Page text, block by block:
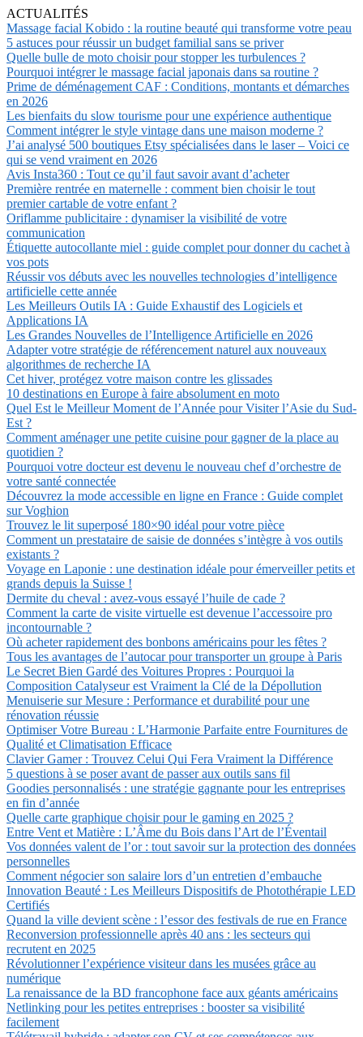
ACTUALITÉS
Massage facial Kobido : la routine beauté qui transforme votre peau
5 astuces pour réussir un budget familial sans se priver
Quelle bulle de moto choisir pour stopper les turbulences ?
Pourquoi intégrer le massage facial japonais dans sa routine ?
Prime de déménagement CAF : Conditions, montants et démarches
en 2026
Les bienfaits du slow tourisme pour une expérience authentique
Comment intégrer le style vintage dans une maison moderne ?
J’ai analysé 500 boutiques Etsy spécialisées dans le laser – Voici ce
qui se vend vraiment en 2026
Avis Insta360 : Tout ce qu’il faut savoir avant d’acheter
Première rentrée en maternelle : comment bien choisir le tout
premier cartable de votre enfant ?
Oriflamme publicitaire : dynamiser la visibilité de votre
communication
Étiquette autocollante miel : guide complet pour donner du cachet à
vos pots
Réussir vos débuts avec les nouvelles technologies d’intelligence
artificielle cette année
Les Meilleurs Outils IA : Guide Exhaustif des Logiciels et
Applications IA
Les Grandes Nouvelles de l’Intelligence Artificielle en 2026
Adapter votre stratégie de référencement naturel aux nouveaux
algorithmes de recherche IA
Cet hiver, protégez votre maison contre les glissades
10 destinations en Europe à faire absolument en moto
Quel Est le Meilleur Moment de l’Année pour Visiter l’Asie du Sud-
Est ?
Comment aménager une petite cuisine pour gagner de la place au
quotidien ?
Pourquoi votre docteur est devenu le nouveau chef d’orchestre de
votre santé connectée
Découvrez la mode accessible en ligne en France : Guide complet
sur Voghion
Trouvez le lit superposé 180×90 idéal pour votre pièce
Comment un prestataire de saisie de données s’intègre à vos outils
existants ?
Voyage en Laponie : une destination idéale pour émerveiller petits et
grands depuis la Suisse !
Dermite du cheval : avez-vous essayé l’huile de cade ?
Comment la carte de visite virtuelle est devenue l’accessoire pro
incontournable ?
Où acheter rapidement des bonbons américains pour les fêtes ?
Tous les avantages de l’autocar pour transporter un groupe à Paris
Le Secret Bien Gardé des Voitures Propres : Pourquoi la
Composition Catalyseur est Vraiment la Clé de la Dépollution
Menuiserie sur Mesure : Performance et durabilité pour une
rénovation réussie
Optimiser Votre Bureau : L’Harmonie Parfaite entre Fournitures de
Qualité et Climatisation Efficace
Clavier Gamer : Trouvez Celui Qui Fera Vraiment la Différence
5 questions à se poser avant de passer aux outils sans fil
Goodies personnalisés : une stratégie gagnante pour les entreprises
en fin d’année
Quelle carte graphique choisir pour le gaming en 2025 ?
Entre Vent et Matière : L’Âme du Bois dans l’Art de l’Éventail
Vos données valent de l’or : tout savoir sur la protection des données
personnelles
Comment négocier son salaire lors d’un entretien d’embauche
Innovation Beauté : Les Meilleurs Dispositifs de Photothérapie LED
Certifiés
Quand la ville devient scène : l’essor des festivals de rue en France
Reconversion professionnelle après 40 ans : les secteurs qui
recrutent en 2025
Révolutionner l’expérience visiteur dans les musées grâce au
numérique
La renaissance de la BD francophone face aux géants américains
Netlinking pour les petites entreprises : booster sa visibilité
facilement